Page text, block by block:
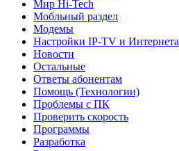
Мир Hi-Tech
Мобльный раздел
Модемы
Настройки IP-TV и Интернета
Новости
Остальные
Ответы абонентам
Помощь (Технологии)
Проблемы с ПК
Проверить скорость
Программы
Разработка